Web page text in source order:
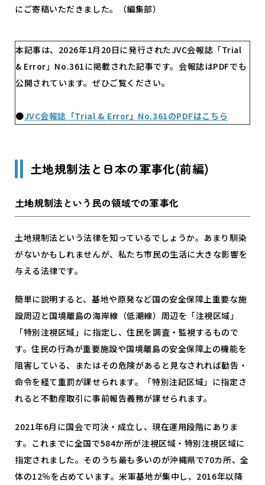
にご寄稿いただきました。（編集部）
本記事は、 2026年1月 20日に発行されたJVC会報誌「Trial
& Error 」 No.361に掲載された記事です。会報誌はPDFでも
公開されています。ぜひご覧ください。
●JVC会報誌「Trial & Error」No.361のPDFはこちら
土地規制法と日本の軍事化(前編)
土地規制法という民の領域での軍事化
土地規制法という法律を知っているでしょうか。あまり馴染
がないかもしれませんが、私たち市民の生活に大きな影響を
与える法律です。
簡単に説明すると、基地や原発など国の安全保障上重要な施
設周辺と国境離島の海岸線（低潮線）周辺を「注視区域」
「特別注視区域」に指定し、住民を調査・監視するもので
す。住民の行為が重要施設や国境離島の安全保障上の機能を
阻害している、またはその危険があると見なされれば勧告・
命令を経て重罰が課せられます。「特別注記区域」に指定さ
れると不動産取引に事前報告義務が課せられます。
2021年6月に国会で可決・成立し、現在運用段階にありま
す。これまでに全国で584か所が注視区域・特別注視区域に
指定されました。そのうち最も多いのが沖縄県で70カ所、全
体の12％を占めています。米軍基地が集中し、 2016年以降